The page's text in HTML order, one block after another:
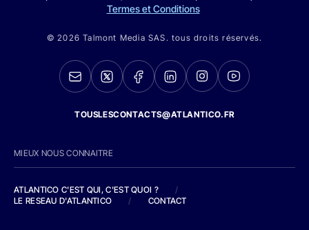
Termes et Conditions
© 2026 Talmont Media SAS. tous droits réservés.
TOUSLESCONTACTS@ATLANTICO.FR
MIEUX NOUS CONNAITRE
ATLANTICO C'EST QUI, C'EST QUOI ?
/
LE RESEAU D'ATLANTICO
/ CONTACT